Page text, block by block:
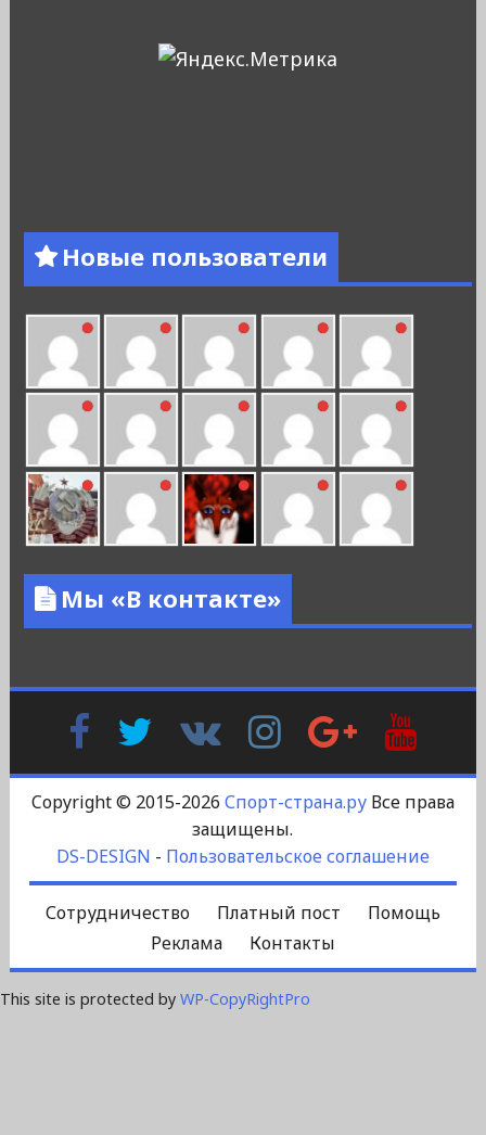
Новые пользователи
Мы «В контакте»
FacebookTwitter
Контакте
InstagramGoogle
Plus
Copyright © 2015-2026 Спорт-страна.руВсе права
защищены.
DS-DESIGN - Пользовательское соглашение
Сотрудничество Платный пост
Помощь
Реклама
Контакты
This site is protected by WP-CopyRightPro